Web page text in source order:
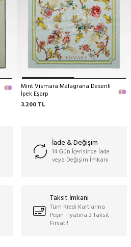
Mint Vismara Melagrana Desenli
İpek Eşarp
3.200 TL
İade & Değişim
14 Gün İçerisinde İade
veya Değişim İmkanı
Taksit İmkanı
Tüm Kredi Kartlarına
Peşin Fiyatına 3 Taksit
Fırsatı!